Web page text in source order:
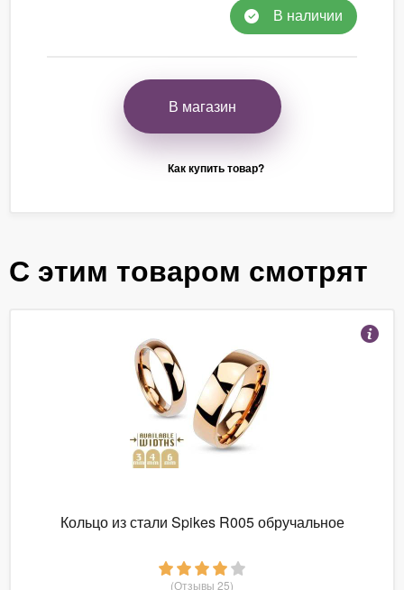
В наличии
В магазин
Как купить товар?
С этим товаром смотрят
Кольцо из стали Spikes R005 обручальное
(Отзывы 25)